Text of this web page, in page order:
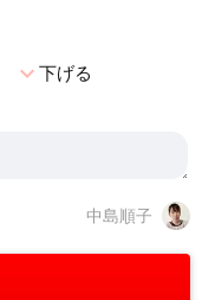
expand_more下げる
中島順子